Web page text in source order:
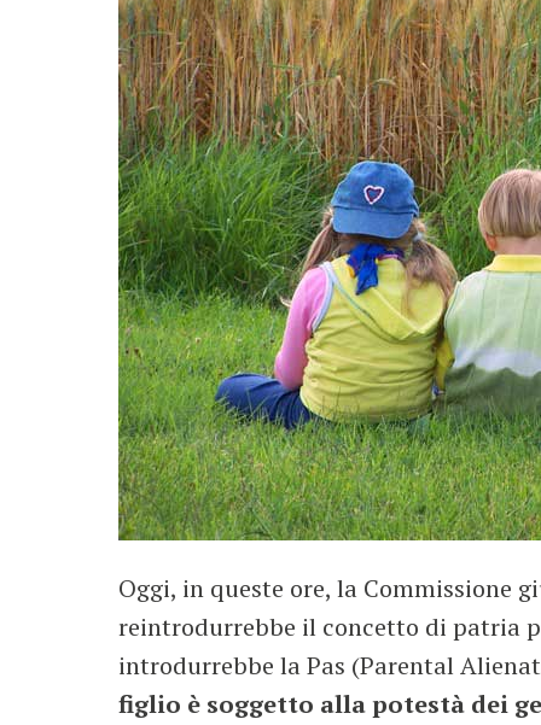
Oggi, in queste ore, la Commissione
reintrodurrebbe il concetto di patria
introdurrebbe la Pas (Parental
figlio è soggetto alla potestà dei